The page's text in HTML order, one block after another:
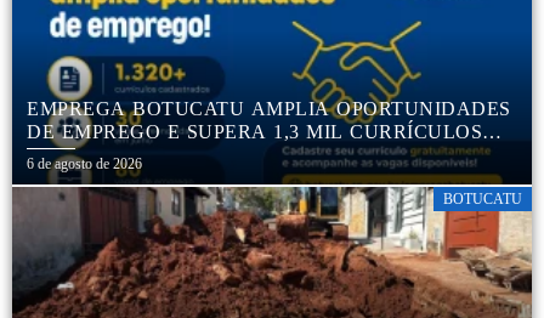
EMPREGA BOTUCATU AMPLIA OPORTUNIDADES
DE EMPREGO E SUPERA 1,3 MIL CURRÍCULOS
CADASTRADOS
6 de agosto de 2026
BOTUCATU